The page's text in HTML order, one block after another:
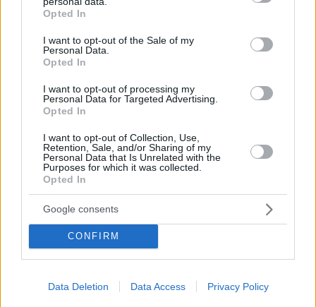
grant or deny consent to Google and its third-party tags to
use your data for below specified purposes in below Google
consent section.
Opted In
I want to opt-out of the Sale of my
Personal Data.
Opted In
I want to opt-out of processing my
Personal Data for Targeted Advertising.
Opted In
I want to opt-out of Collection, Use,
Retention, Sale, and/or Sharing of my
Personal Data that Is Unrelated with the
Purposes for which it was collected.
Opted In
Google consents
CONFIRM
Data Deletion Data Access Privacy Policy
Μυστήριο 3.500 ετών στη Σαντορίνη: Ο 15χρονος
που δεν πρόλαβε να ξεφύγει από το τσουνάμι
μπορεί ν' αλλάξει τη χρονολογία της μεγάλης
έκρηξης
08.08.2026, 18:08